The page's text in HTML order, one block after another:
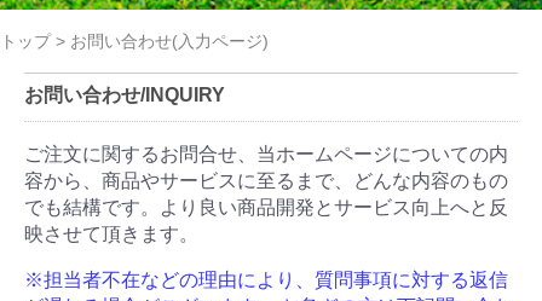
トップ > お問い合わせ(入力ページ)
お問い合わせ/INQUIRY
ご注文に関するお問合せ、当ホームページについての内
容から、商品やサービスに至るまで、どんな内容のもの
でも結構です。より良い商品開発とサービス向上へと反
映させて頂きます。
※担当者不在などの理由により、質問事項に対する返信